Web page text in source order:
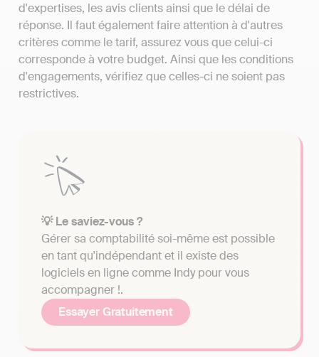
d'expertises, les avis clients ainsi que le délai de
réponse. Il faut également faire attention à d'autres
critères comme le tarif, assurez vous que celui-ci
corresponde à votre budget. Ainsi que les conditions
d'engagements, vérifiez que celles-ci ne soient pas
restrictives.
💡 Le saviez-vous ?
Gérer sa comptabilité soi-même est possible
en tant qu'indépendant et il existe des
logiciels en ligne comme Indy pour vous
accompagner !.
Essayer Gratuitement